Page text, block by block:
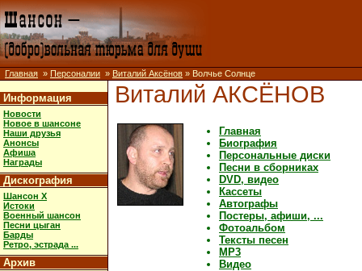
Главная » Персоналии » Виталий Аксёнов » Волчье Солнце
Информация
Новости
Новое в шансоне
Наши друзья
Анонсы
Афиша
Награды
Дискография
Шансон X
Истоки
Военный шансон
Песни цыган
Барды
Ретро, эстрада ...
Архив
Виталий АКСЁНОВ
Главная
Биография
Персональные диски
Песни в сборниках
DVD, видео
Кассеты
Автографы
Постеры, афиши, ...
Фотоальбом
Тексты песен
MP3
Видео